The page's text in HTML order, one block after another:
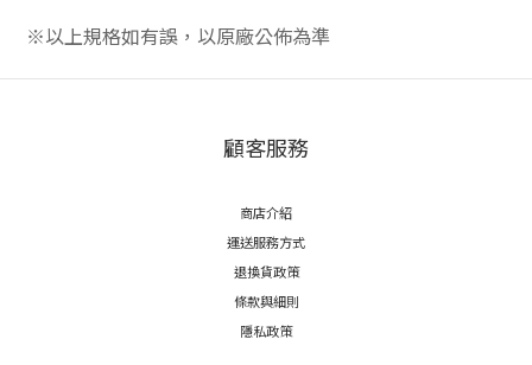
※以上規格如有誤，以原廠公佈為準
顧客服務
商店介紹
運送服務方式
退換貨政策
條款與細則
隱私政策